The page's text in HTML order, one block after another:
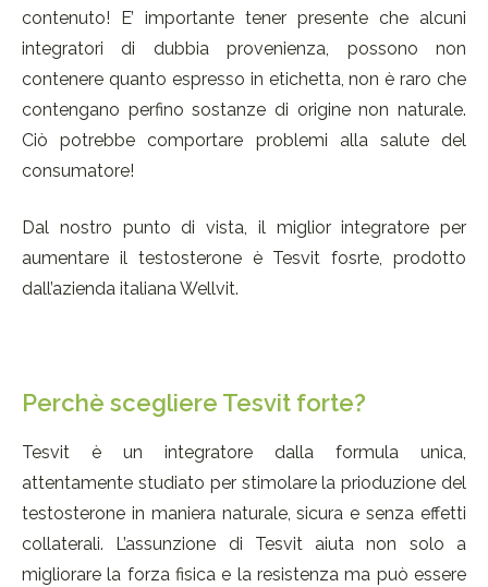
contenuto! E’ importante tener presente che alcuni
integratori di dubbia provenienza, possono non
contenere quanto espresso in etichetta, non è raro che
contengano perfino sostanze di origine non naturale.
Ciò potrebbe comportare problemi alla salute del
consumatore!
Dal nostro punto di vista, il miglior integratore per
aumentare il testosterone è Tesvit fosrte, prodotto
dall’azienda italiana Wellvit.
Perchè scegliere Tesvit forte?
Tesvit è un integratore dalla formula unica,
attentamente studiato per stimolare la prioduzione del
testosterone in maniera naturale, sicura e senza effetti
collaterali. L’assunzione di Tesvit aiuta non solo a
migliorare la forza fisica e la resistenza ma può essere